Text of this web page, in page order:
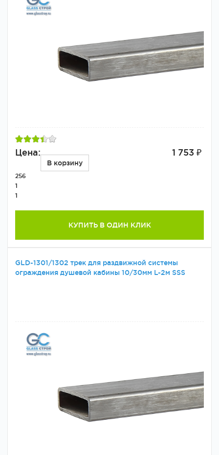
Цена: 1 753 ₽
В корзину
256
1
1
КУПИТЬ В ОДИН КЛИК
GLD-1301/1302 трек для раздвижной системы
ограждения душевой кабины 10/30мм L-2м SSS